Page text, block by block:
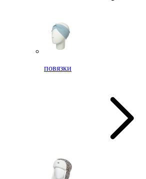
повязки